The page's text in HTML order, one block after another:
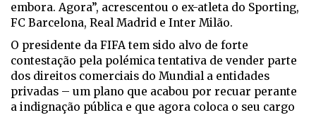
embora. Agora”, acrescentou o ex-atleta do Sporting,
FC Barcelona, Real Madrid e Inter Milão.
O presidente da FIFA tem sido alvo de forte
contestação pela polémica tentativa de vender parte
dos direitos comerciais do Mundial a entidades
privadas – um plano que acabou por recuar perante
a indignação pública e que agora coloca o seu cargo